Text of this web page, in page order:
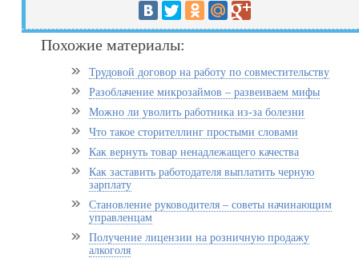
Похожие материалы:
Трудовой договор на работу по совместительству
Разоблачение микрозаймов – развеиваем мифы
Можно ли уволить работника из-за болезни
Что такое сторителлинг простыми словами
Как вернуть товар ненадлежащего качества
Как заставить работодателя выплатить черную
зарплату
Становление руководителя – советы начинающим
управленцам
Получение лицензии на розничную продажу
алкоголя